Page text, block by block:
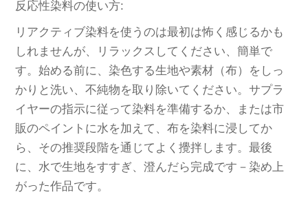
反応性染料の使い方:
リアクティブ染料を使うのは最初は怖く感じるかも
しれませんが、リラックスしてください、簡単で
す。始める前に、染色する生地や素材（布）をしっ
かりと洗い、不純物を取り除いてください。サプラ
イヤーの指示に従って染料を準備するか、または市
販のペイントに水を加えて、布を染料に浸してか
ら、その推奨段階を通じてよく攪拌します。最後
に、水で生地をすすぎ、澄んだら完成です－染め上
がった作品です。